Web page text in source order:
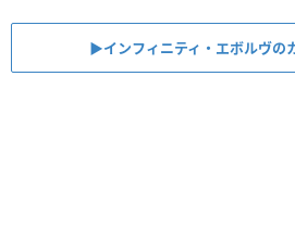
▶︎インフィニティ・エボルヴの